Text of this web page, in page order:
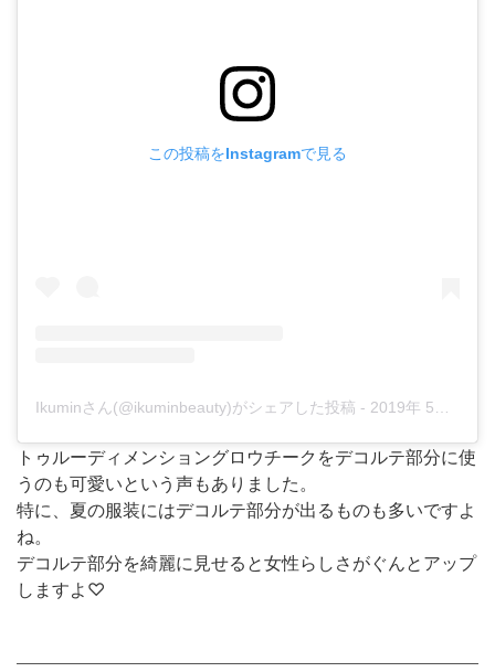
この投稿をInstagramで見る
Ikuminさん(@ikuminbeauty)がシェアした投稿 - 2019年 5月月25日午前3時26分PDT
トゥルーディメンショングロウチークをデコルテ部分に使
うのも可愛いという声もありました。
特に、夏の服装にはデコルテ部分が出るものも多いですよ
ね。
デコルテ部分を綺麗に見せると女性らしさがぐんとアップ
しますよ♡